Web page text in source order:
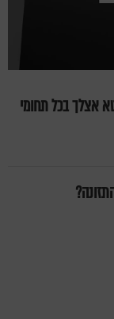
אצלך בכל תחומי